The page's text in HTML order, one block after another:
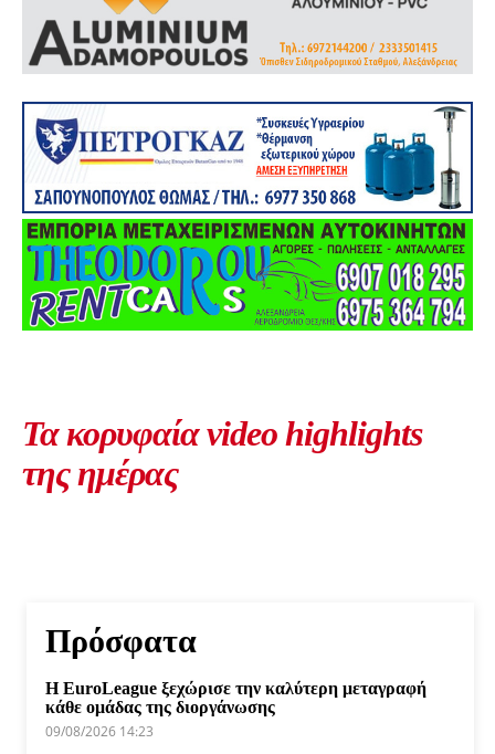
Τα κορυφαία video highlights
της ημέρας
Πρόσφατα
Η EuroLeague ξεχώρισε την καλύτερη μεταγραφή
κάθε ομάδας της διοργάνωσης
09/08/2026 14:23